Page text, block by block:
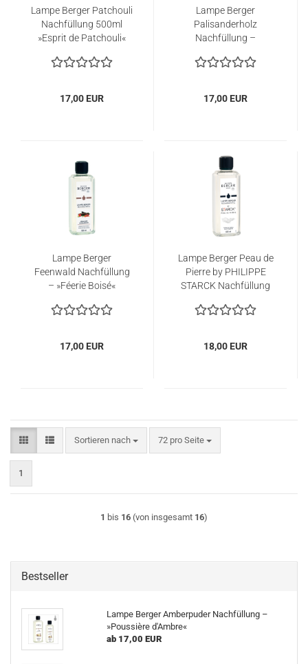
Lampe Berger Patchouli
Nachfüllung 500ml
»Esprit de Patchouli«
17,00 EUR
Lampe Berger
Palisanderholz
Nachfüllung –
17,00 EUR
Lampe Berger
Feenwald Nachfüllung
– »Féerie Boisé«
17,00 EUR
Lampe Berger Peau de
Pierre by PHILIPPE
STARCK Nachfüllung
18,00 EUR
Sortieren nach
Sortieren nach 72 pro Seite
pro Seite
1
1 bis 16 (von insgesamt 16)
Bestseller
Lampe Berger Amberpuder Nachfüllung –
»Poussière d'Ambre«
ab 17,00 EUR